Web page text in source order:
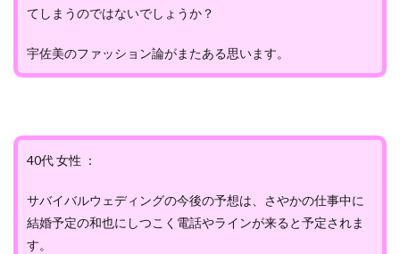
てしまうのではないでしょうか？
宇佐美のファッション論がまたある思います。
40代 女性 ：
サバイバルウェディングの今後の予想は、さやかの仕事中に
結婚予定の和也にしつこく電話やラインが来ると予定されま
す。